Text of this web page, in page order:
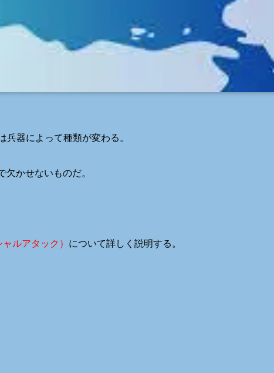
兵器によって種類が変わる。
欠かせないものだ。
ルアタック） について詳しく説明する。